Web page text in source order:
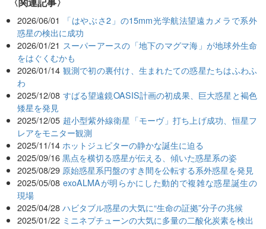
2026/06/01
「はやぶさ2」の15mm光学航法望遠カメラで系外
惑星の検出に成功
2026/01/21 スーパーアースの「地下のマグマ海」が地球外生命
をはぐくむかも
2026/01/14 観測で初の裏付け、生まれたての惑星たちはふわふ
わ
2025/12/08 すばる望遠鏡OASIS計画の初成果、巨大惑星と褐色
矮星を発見
2025/12/05 超小型紫外線衛星「モーヴ」打ち上げ成功、恒星フ
レアをモニター観測
2025/11/14 ホットジュピターの静かな誕生に迫る
2025/09/16 黒点を横切る惑星が伝える、傾いた惑星系の姿
2025/08/29 原始惑星系円盤のすき間を公転する系外惑星を発見
2025/05/08 exoALMAが明らかにした動的で複雑な惑星誕生の
現場
2025/04/28 ハビタブル惑星の大気に“生命の証拠”分子の兆候
2025/01/22 ミニネプチューンの大気に多量の二酸化炭素を検出